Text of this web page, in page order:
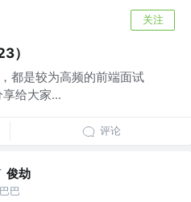
关注
）
都是较为高频的前端面试
给大家...
评论
俊劫
巴